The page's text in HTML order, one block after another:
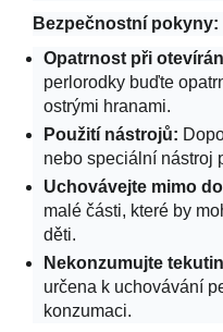
Bezpečnostní pokyny:
Opatrnost při
perlorodky buďte
ostrými hranami.
Použití nástrojů:
nebo speciální nástroj
Uchovávejte mimo
malé části, které by
děti.
Nekonzumujte
určena k uchovávání
konzumaci.